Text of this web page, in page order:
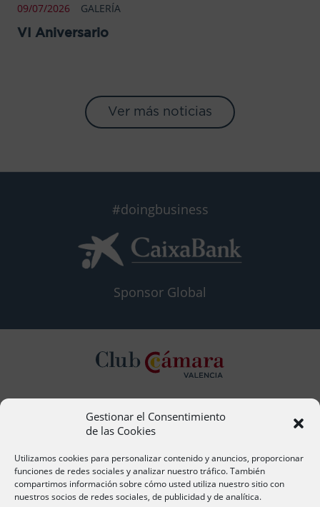
Gestionar el Consentimiento
de las Cookies
Utilizamos cookies para personalizar contenido y anuncios, proporcionar
funciones de redes sociales y analizar nuestro tráfico. También
compartimos información sobre cómo usted utiliza nuestro sitio con
nuestros socios de redes sociales, de publicidad y de analítica.
09/07/2026 GALERÍA
VI Aniversario
Ver más noticias
#doingbusiness
Sponsor Global
Contacto
acervera@camaravalencia.com
961 366 212
Síguenos